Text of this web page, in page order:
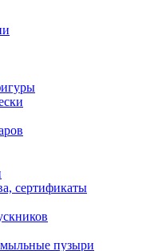
сертификаты
пузыри